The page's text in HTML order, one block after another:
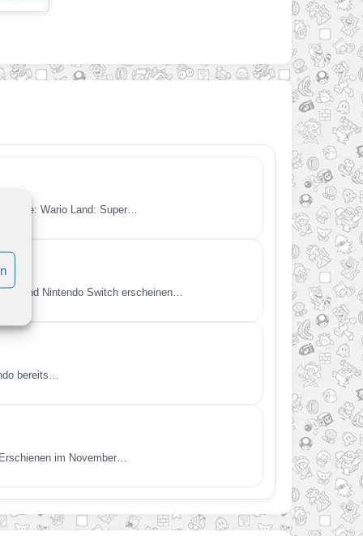
Spiele: Wario Land: Super…
2 und Nintendo Switch erscheinen…
bereits…
im November…